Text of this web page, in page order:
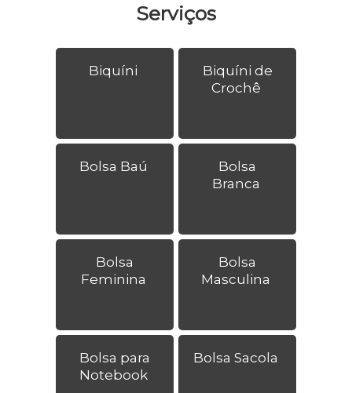
Serviços
Biquíni
Biquíni de
Crochê
Bolsa Baú
Bolsa
Branca
Bolsa
Feminina
Bolsa
Masculina
Bolsa para
Notebook
Bolsa Sacola